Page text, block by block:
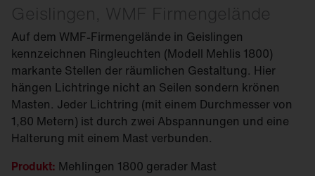
Geislingen, WMF Firmengelände
Auf dem WMF-Firmengelände in Geislingen
kennzeichnen Ringleuchten (Modell Mehlis 1800)
markante Stellen der räumlichen Gestaltung. Hier
hängen Lichtringe nicht an Seilen sondern krönen
Masten. Jeder Lichtring (mit einem Durchmesser von
1,80 Metern) ist durch zwei Abspannungen und eine
Halterung mit einem Mast verbunden.
Produkt: Mehlingen 1800 gerader Mast